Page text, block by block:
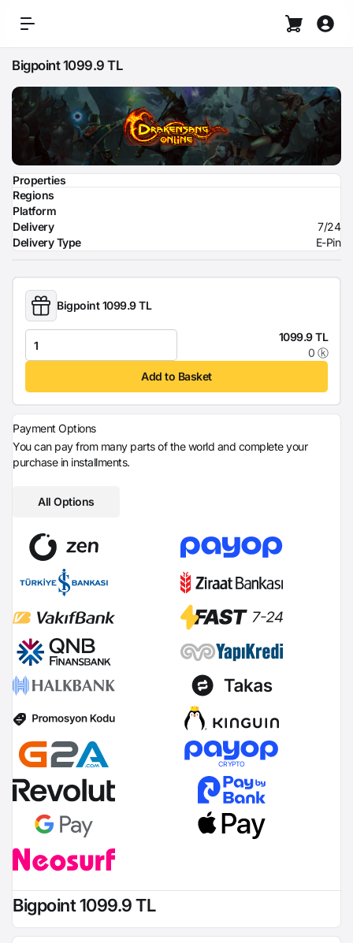
Bigpoint 1099.9 TL
Properties
Regions
Platform
Delivery
7/24
Delivery Type
E-Pin
Bigpoint 1099.9 TL
1099.9 TL
0 ⓚ
Add to Basket
Payment Options
You can pay from many parts of the world and complete your
purchase in installments.
All Options
CRYPTO
Bigpoint 1099.9 TL